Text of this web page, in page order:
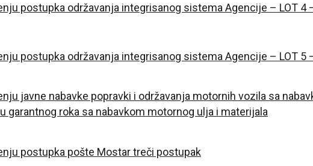
postupka održavanja integrisanog sistema Agencije – LOT 4
postupka održavanja integrisanog sistema Agencije – LOT 5
javne nabavke popravki i održavanja motornih vozila sa
garantnog roka sa nabavkom motornog ulja i materijala
postupka pošte Mostar treči postupak